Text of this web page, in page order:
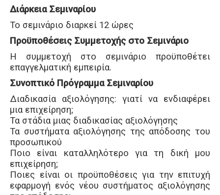
Διάρκεια Σεμιναρίου
Το σεμινάριο διαρκεί 12 ώρες
Προϋποθέσεις Συμμετοχής στο Σεμινάριο
Η συμμετοχή στο σεμινάριο προϋποθέτει
επαγγελματική εμπειρία.
Συνοπτικό Πρόγραμμα Σεμιναρίου
Διαδικασία αξιολόγησης: γιατί να ενδιαφέρει
μια επιχείρηση;
Τα στάδια μιας διαδικασίας αξιολόγησης
Τα συστήματα αξιολόγησης της απόδοσης του
προσωπικού
Ποιο είναι καταλληλότερο για τη δική μου
επιχείρηση;
Ποιες είναι οι προϋποθέσεις για την επιτυχή
εφαρμογή ενός νέου συστήματος αξιολόγησης